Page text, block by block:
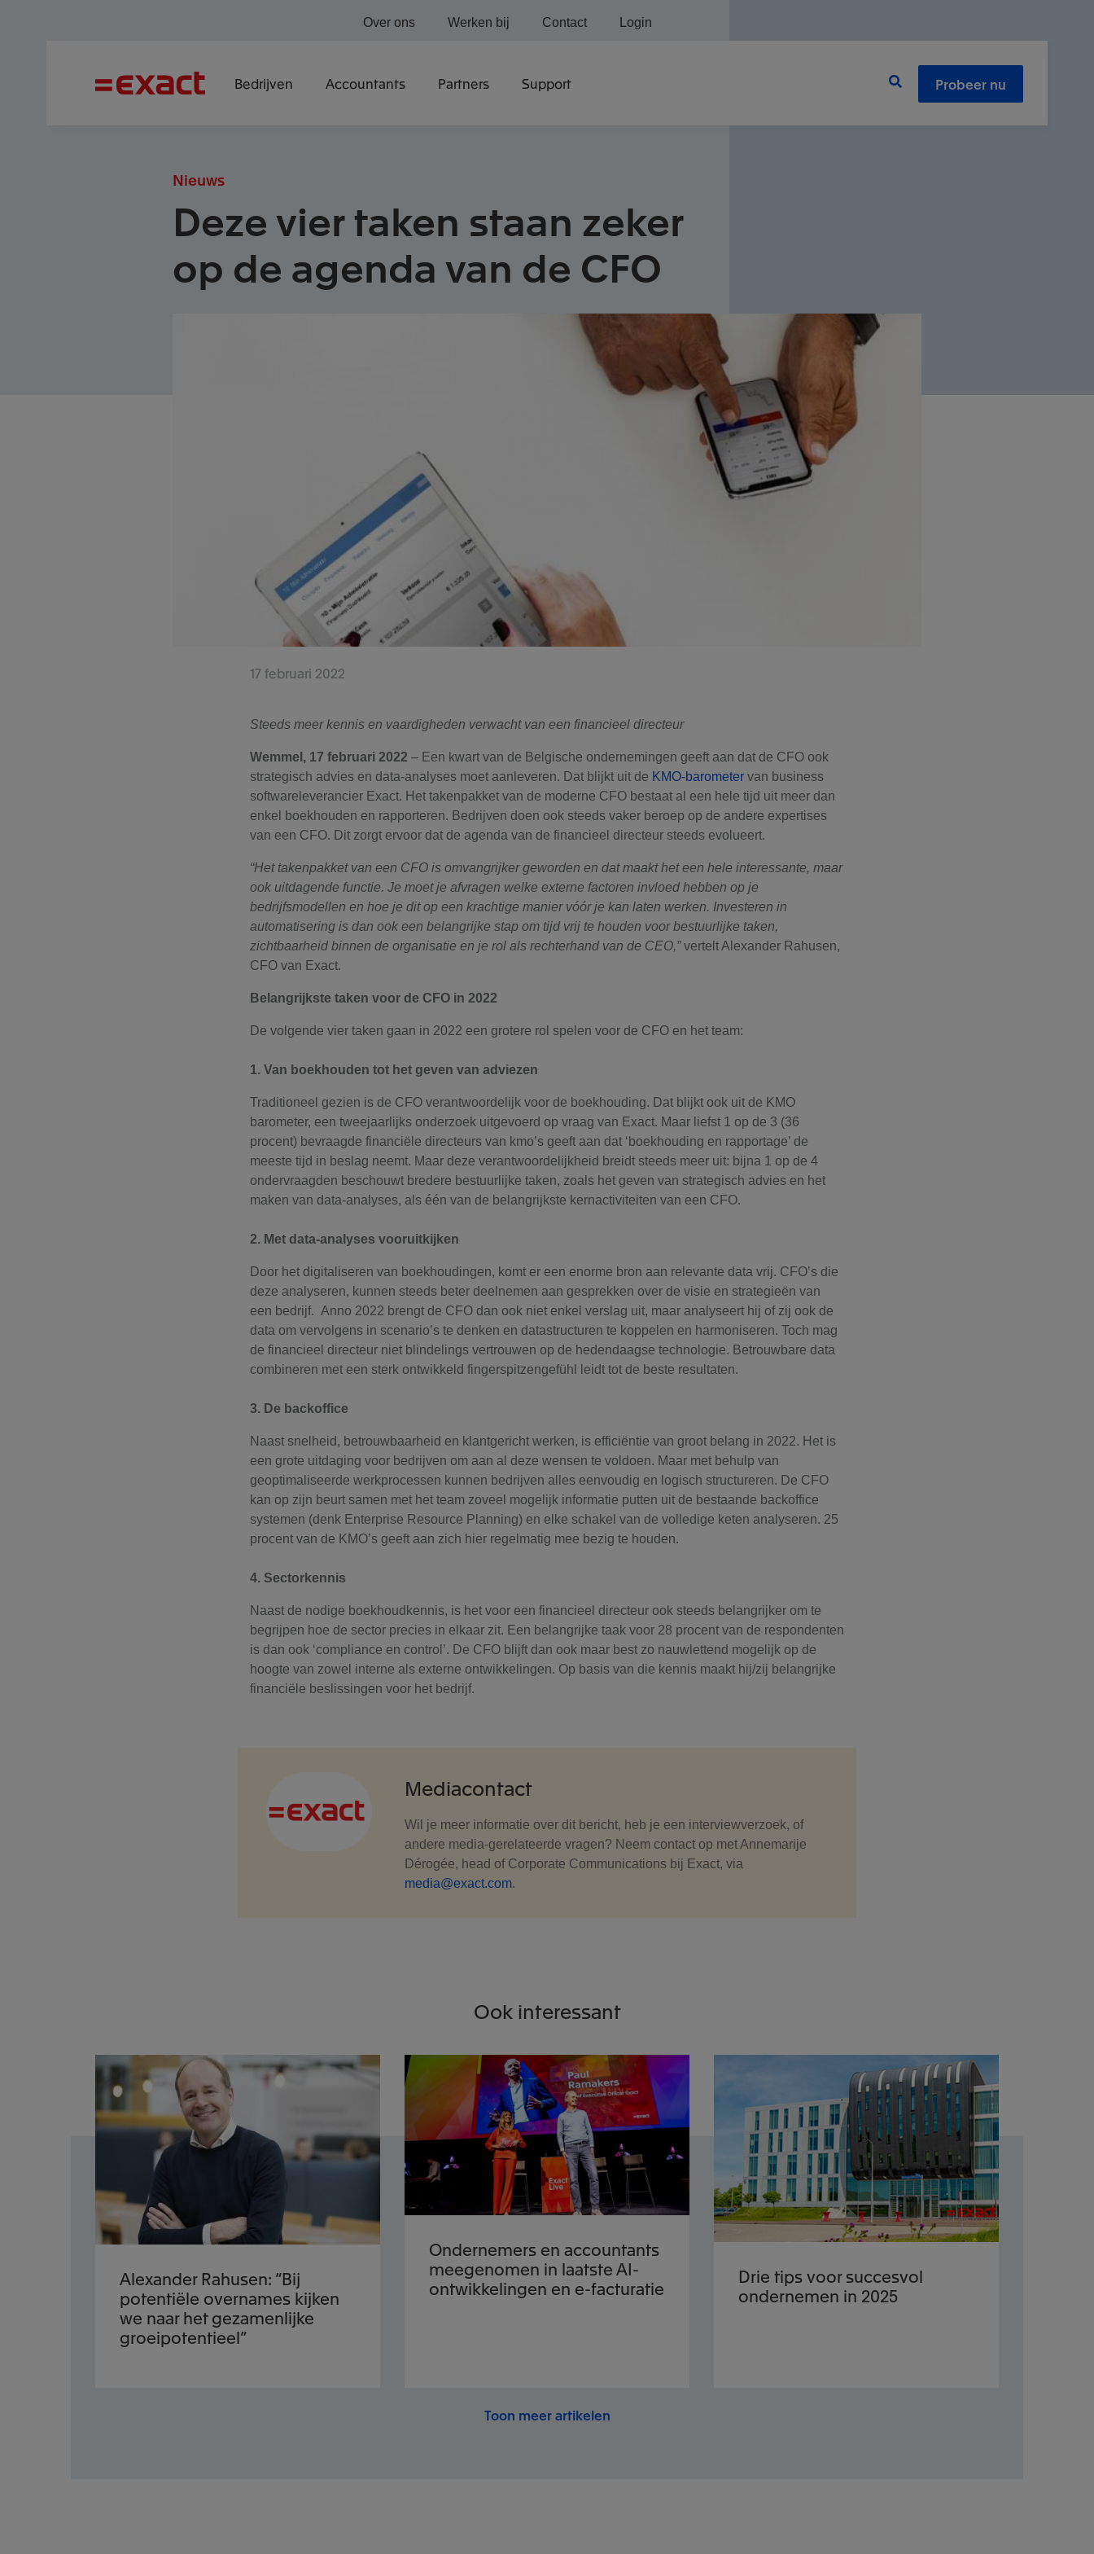
Bedrijven Accountants Partners Support Probeer nu
Over ons Werken bij Contact Login
Nieuws
Deze vier taken staan zeker
op de agenda van de CFO
17 februari 2022
Steeds meer kennis en vaardigheden verwacht van een financieel directeur
Wemmel, 17 februari 2022 – Een kwart van de Belgische ondernemingen geeft aan dat de CFO ook
strategisch advies en data-analyses moet aanleveren. Dat blijkt uit de KMO-barometer van business
softwareleverancier Exact. Het takenpakket van de moderne CFO bestaat al een hele tijd uit meer dan
enkel boekhouden en rapporteren. Bedrijven doen ook steeds vaker beroep op de andere expertises
van een CFO. Dit zorgt ervoor dat de agenda van de financieel directeur steeds evolueert.
“Het takenpakket van een CFO is omvangrijker geworden en dat maakt het een hele interessante, maar
ook uitdagende functie. Je moet je afvragen welke externe factoren invloed hebben op je
bedrijfsmodellen en hoe je dit op een krachtige manier vóór je kan laten werken. Investeren in
automatisering is dan ook een belangrijke stap om tijd vrij te houden voor bestuurlijke taken,
zichtbaarheid binnen de organisatie en je rol als rechterhand van de CEO,”vertelt Alexander Rahusen,
CFO van Exact.
Belangrijkste taken voor de CFO in 2022
De volgende vier taken gaan in 2022 een grotere rol spelen voor de CFO en het team:
1. Van boekhouden tot het geven van adviezen
Traditioneel gezien is de CFO verantwoordelijk voor de boekhouding. Dat blijkt ook uit de KMO
barometer, een tweejaarlijks onderzoek uitgevoerd op vraag van Exact. Maar liefst 1 op de 3 (36
procent) bevraagde financiële directeurs van kmo’s geeft aan dat ‘boekhouding en rapportage’ de
meeste tijd in beslag neemt. Maar deze verantwoordelijkheid breidt steeds meer uit: bijna 1 op de 4
ondervraagden beschouwt bredere bestuurlijke taken, zoals het geven van strategisch advies en het
maken van data-analyses, als één van de belangrijkste kernactiviteiten van een CFO.
2. Met data-analyses vooruitkijken
Door het digitaliseren van boekhoudingen, komt er een enorme bron aan relevante data vrij. CFO’s die
deze analyseren, kunnen steeds beter deelnemen aan gesprekken over de visie en strategieën van
een bedrijf. Anno 2022 brengt de CFO dan ook niet enkel verslag uit, maar analyseert hij of zij ook de
data om vervolgens in scenario’s te denken en datastructuren te koppelen en harmoniseren. Toch mag
de financieel directeur niet blindelings vertrouwen op de hedendaagse technologie. Betrouwbare data
combineren met een sterk ontwikkeld fingerspitzengefühl leidt tot de beste resultaten.
3. De backoffice
Naast snelheid, betrouwbaarheid en klantgericht werken, is efficiëntie van groot belang in 2022. Het is
een grote uitdaging voor bedrijven om aan al deze wensen te voldoen. Maar met behulp van
geoptimaliseerde werkprocessen kunnen bedrijven alles eenvoudig en logisch structureren. De CFO
kan op zijn beurt samen met het team zoveel mogelijk informatie putten uit de bestaande backoffice
systemen (denk Enterprise Resource Planning) en elke schakel van de volledige keten analyseren. 25
procent van de KMO’s geeft aan zich hier regelmatig mee bezig te houden.
4. Sectorkennis
Naast de nodige boekhoudkennis, is het voor een financieel directeur ook steeds belangrijker om te
begrijpen hoe de sector precies in elkaar zit. Een belangrijke taak voor 28 procent van de respondenten
is dan ook ‘compliance en control’. De CFO blijft dan ook maar best zo nauwlettend mogelijk op de
hoogte van zowel interne als externe ontwikkelingen. Op basis van die kennis maakt hij/zij belangrijke
financiële beslissingen voor het bedrijf.
Mediacontact
Wil je meer informatie over dit bericht, heb je een interviewverzoek, of
andere media-gerelateerde vragen? Neem contact op met Annemarije
Dérogée, head of Corporate Communications bij Exact, via
media@exact.com.
Ook interessant
Alexander Rahusen: “Bij
potentiële overnames kijken
we naar het gezamenlijke
groeipotentieel”
Ondernemers en accountants
meegenomen in laatste AI-
ontwikkelingen en e-facturatie
Drie tips voor succesvol
ondernemen in 2025
Toon meer artikelen